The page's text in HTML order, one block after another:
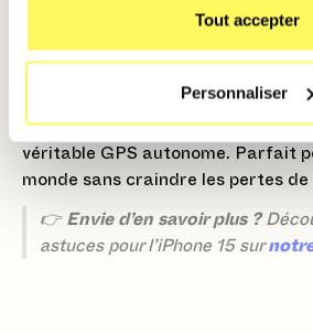
Tout accepter
Personnaliser
L’iPhone 15 : votre
route idéal 🚗
Grâce à cette nouveauté d’iOS 17,
ligne d’Apple Plans transforment
véritable GPS autonome. Parfait
monde sans craindre les pertes de
👉 Envie d’en savoir plus ?
astuces pour l’iPhone 15 sur